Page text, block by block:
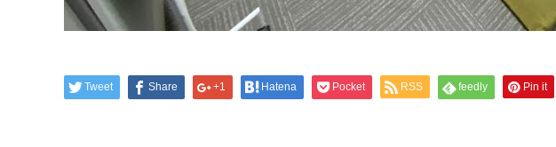
Tweet Share +1 Hatena Pocket RSS feedly Pin it